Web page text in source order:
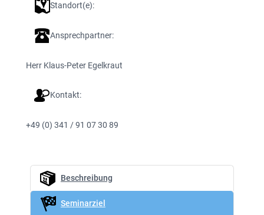
Standort(e):
Ansprechpartner:
Herr Klaus-Peter Egelkraut
Kontakt:
+49 (0) 341 / 91 07 30 89
Beschreibung
Seminarziel